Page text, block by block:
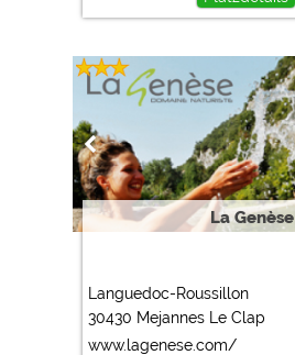
La Genèse
Languedoc-Roussillon
30430 Mejannes Le Clap
www.lagenese.com/